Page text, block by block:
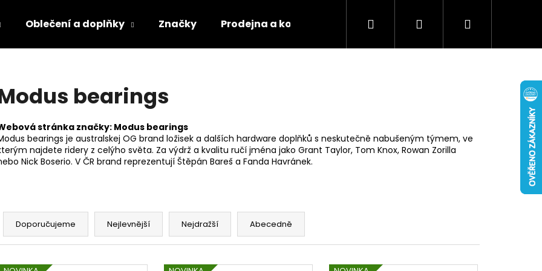
Oblečení a doplňky Značky Prodejna a kontakty Podporujeme Tabulky velikostí
Hledat PřihlášeníNákupní
bearings
stránka značky: Modus bearings
bearings je australskej OG brand ložisek a dalších hardware doplňků s neskutečně nabušeným týmem, ve
najdete ridery z celýho světa. Za výdrž a kvalitu ručí jména jako Grant Taylor, Tom Knox, Rowan Zorilla
Nick Boserio. V ČR brand reprezentují Štěpán Bareš a Fanda Havránek.
Ř
Doporučujeme Nejlevnější Nejdražší Abecedně